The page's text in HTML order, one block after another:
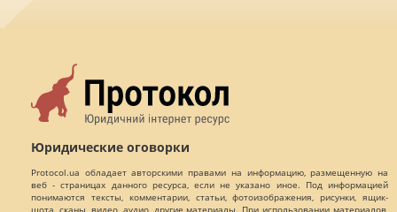
Юридические оговорки
Protocol.ua обладает авторскими правами на информацию, размещенную на
веб - страницах данного ресурса, если не указано иное. Под информацией
понимаются тексты, комментарии, статьи, фотоизображения, рисунки, ящик-
шота, сканы, видео, аудио, другие материалы. При использовании материалов,